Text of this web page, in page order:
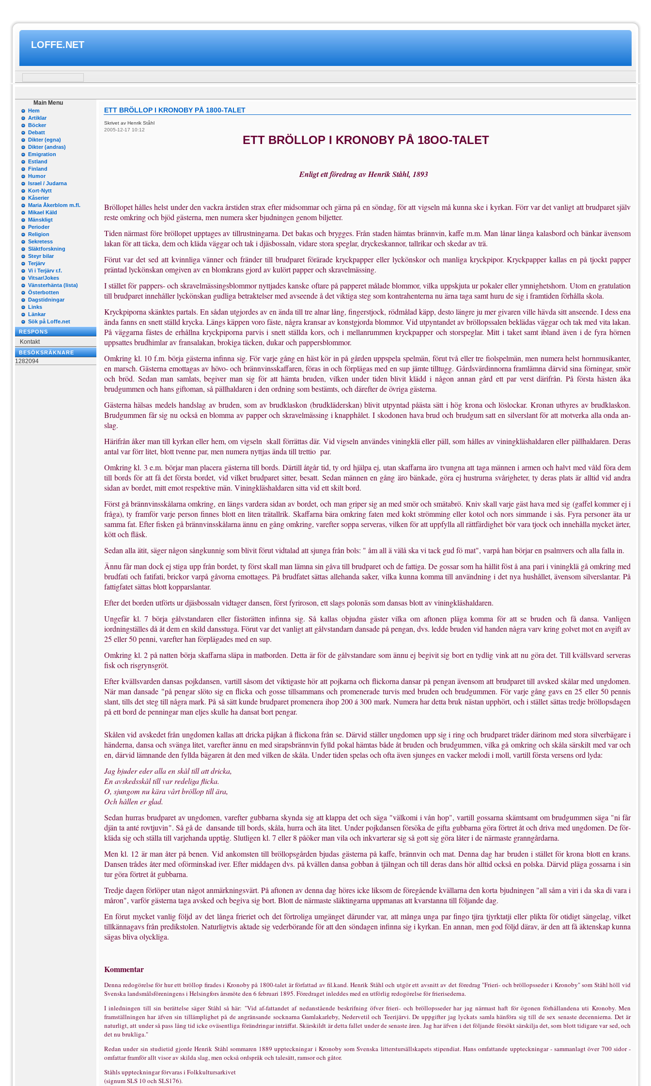
LOFFE.NET
Main Menu
Hem
Artiklar
Böcker
Debatt
Dikter (egna)
Dikter (andras)
Emigration
Estland
Finland
Humor
Israel / Judarna
Kort-Nytt
Kåserier
Maria Åkerblom m.fl.
Mikael Käld
Mänskligt
Perioder
Religion
Sekretess
Släktforskning
Steyr bilar
Terjärv
Vi i Terjärv r.f.
Vitsar/Jokes
Vänsterhänta (lista)
Österbotten
Dagstidningar
Links
Länkar
Sök på Loffe.net
RESPONS
Kontakt
BESÖKSRÄKNARE
1282094
ETT BRÖLLOP I KRONOBY PÅ 1800-TALET
Skrivet av Henrik Ståhl
2005-12-17 10:12
ETT BRÖLLOP I KRONOBY PÅ 18OO-TALET
Enligt ett föredrag av Henrik Ståhl, 1893
Bröllopet hålles helst under den vackra årstiden strax efter mid­sommar och gärna på en söndag, för att vigseln må kunna ske i kyrkan. Förr var det vanligt att brudparet själv
reste omkring och bjöd gästerna, men numera sker bjudningen genom biljetter.
Tiden närmast före bröllopet upptages av tillrustningarna. Det ba­kas och brygges. Från staden hämtas brännvin, kaffe m.m. Man lånar långa kalasbord och bänkar ävensom
lakan för att täcka, dem och kläda väggar och tak i djäsbossaln, vidare stora speglar, dryckeskannor, tallrikar och skedar av trä.
Förut var det sed att kvinnliga vänner och fränder till brudparet förärade kryckpapper eller lyckönskor och manliga kryckpipor. Kryckpapper kallas en på tjockt papper
präntad lyckönskan omgiven av en blomkrans gjord av kulört papper och skravelmässing.
I stället för pappers- och skravelmässingsblommor nyttjades kanske oftare på papperet målade blommor, vilka uppskjuta ur pokaler eller ymnighetshorn. Utom en gratulation
till brudparet innehåller lyckön­skan gudliga betraktelser med avseende å det viktiga steg som kon­trahenterna nu ärna taga samt huru de sig i framtiden förhålla skola.
Kryckpiporna skänktes partals. En sådan utgjordes av en ända till tre alnar lång, fingerstjock, rödmålad käpp, desto längre ju mer giva­ren ville hävda sitt anseende. I dess ena
ända fanns en snett ställd krycka. Längs käppen voro fäste, några kransar av konstgjorda blommor. Vid utpyntandet av bröllopssalen beklädas väggar och tak med vita lakan.
På väggarna fästes de erhållna kryckpiporna parvis i snett ställda kors, och i mellanrummen kryckpapper och storspeglar. Mitt i taket samt ibland även i de fyra hörnen
uppsattes brudhimlar av fransa­lakan, brokiga täcken, dukar och pappersblommor.
Omkring kl. 10 f.m. börja gästerna infinna sig. För varje gång en häst kör in på gården uppspela spelmän, förut två eller tre fiolspelmän, men numera helst hornmusikanter,
en marsch. Gästerna emottagas av hövo- och brännvinsskaffaren, föras in och förplägas med en sup jämte tilltugg. Gårdsvärdinnorna framlämna därvid sina förningar, smör
och bröd. Sedan man samlats, begiver man sig för att hämta bruden, vilken under tiden blivit klädd i någon annan gård ett par verst där­ifrån. På första hästen åka
brudgummen och hans giftoman, så pällhaldaren i den ordning som bestämts, och därefter de övriga gästerna.
Gästerna hälsas medels handslag av bruden, som av brudklaskon (brudkläderskan) blivit utpyntad påästa sätt i hög krona och lös­lockar. Kronan uthyres av brudklaskon.
Brudgummen får sig nu också en blomma av papper och skravelmässing i knapphålet. I skodonen hava brud och brudgum satt en silverslant för att motverka alla onda an­
slag.
Härifrån åker man till kyrkan eller hem, om vigseln skall för­rättas där. Vid vigseln användes viningklä eller päll, som hålles av viningkläshaldaren eller pällhaldaren. Deras
antal var förr litet, blott tvenne par, men numera nyttjas ända till trettio par.
Omkring kl. 3 e.m. börjar man placera gästerna till bords. Där­till åtgår tid, ty ord hjälpa ej, utan skaffarna äro tvungna att taga männen i armen och halvt med våld föra dem
till bords för att få det första bordet, vid vilket brudparet sitter, besatt. Sedan männen en gång äro bänkade, göra ej hustrurna svårigheter, ty deras plats är alltid vid andra
sidan av bordet, mitt emot respektive män. Vining­kläshaldaren sitta vid ett skilt bord.
Först gå brännvinsskålarna omkring, en längs vardera sidan av bordet, och man griper sig an med smör och smätabrö. Kniv skall varje gäst hava med sig (gaffel kommer ej i
fråga), ty framför varje person finnes blott en liten trätallrik. Skaffarna bära omkring faten med kokt strömming eller kotol och nors simmande i sås. Fyra personer äta ur
samma fat. Efter fisken gå brännvinsskålarna ännu en gång omkring, varefter soppa serveras, vilken för att uppfylla all rättfärdighet bör vara tjock och innehålla mycket ärter,
kött och fläsk.
Sedan alla ätit, säger någon sångkunnig som blivit förut vidta­lad att sjunga från bols: " åm all ä välå ska vi tack gud fö mat", varpå han börjar en psalmvers och alla falla in.
Ännu får man dock ej stiga upp från bordet, ty först skall man lämna sin gåva till brudparet och de fattiga. De gossar som ha hållit föst å ana pari i viningklä gå omkring med
brudfati och fatifati, brickor varpå gåvorna emottages. På brudfatet sättas allehanda saker, vilka kunna komma till användning i det nya hushållet, ävensom silver­slantar. På
fattigfatet sättas blott kopparslantar.
Efter det borden utförts ur djäsbossaln vidtager dansen, först fyriroson, ett slags polonäs som dansas blott av viningkläshaldaren.
Ungefär kl. 7 börja gålvstandaren eller fåstorätten infinna sig. Så kallas objudna gäster vilka om aftonen pläga komma för att se bruden och få dansa. Vanligen
iordningställes då åt dem en skild dansstuga. Förut var det vanligt att gålvstandarn dansade på pengan, dvs. ledde bruden vid handen några varv kring golvet mot en avgift av
25 eller 50 penni, varefter han förplägades med en sup.
Omkring kl. 2 på natten börja skaffarna släpa in matborden. Detta är för de gålvstandare som ännu ej begivit sig bort en tydlig vink att nu göra det. Till kvällsvard serveras
fisk och risgrynsgröt.
Efter kvällsvarden dansas pojkdansen, vartill såsom det viktig­aste hör att pojkarna och flickorna dansar på pengan ävensom att brud­paret till avsked skålar med ungdomen.
När man dansade "på pengar slöto sig en flicka och gosse tillsammans och promenerade turvis med bruden och brudgummen. För varje gång gavs en 25 eller 50 pennis
slant, tills det steg till några mark. På så sätt kunde brudparet promenera ihop 200 á 300 mark. Numera har detta bruk nästan upphört, och i stäl­let sättas tredje bröllopsdagen
på ett bord de penningar man eljes skulle ha dansat bort pengar.
Skålen vid avskedet från ungdomen kallas att dricka påjkan å flickona från se. Därvid ställer ungdomen upp sig i ring och brudparet träder därinom med stora silverbägare i
händerna, dansa och svänga litet, varefter ännu en med sirapsbrännvin fylld pokal hämtas både åt bruden och brudgummen, vilka gå omkring och skåla särskilt med var och
en, därvid lämnande den fyllda bägaren åt den med vilken de skåla. Under tiden spelas och ofta även sjunges en vacker melodi i moll, var­till första versens ord lyda:
Jag bjuder eder alla en skål till att dricka,
En avskedsskål till var redeliga flicka.
O, sjungom nu kära vårt bröllop till ära,
Och hållen er glad.
Sedan hurras brudparet av ungdomen, varefter gubbarna skynda sig att klappa det och säga "välkomi i vån hop", vartill gossarna skämt­samt om brudgummen säga "ni får
djän ta anté rovtjuvin". Så gå de dansande till bords, skåla, hurra och äta litet. Under pojkdansen för­söka de gifta gubbarna göra förtret åt och driva med ungdomen. De för­
kläda sig och ställa till varjehanda upptåg. Slutligen kl. 7 eller 8 påöker man vila och inkvarterar sig så gott sig göra låter i de närmaste granngårdarna.
Men kl. 12 är man åter på benen. Vid ankomsten till bröllopsgården bjudas gästerna på kaffe, brännvin och mat. Denna dag har bruden i stället för krona blott en krans.
Dansen trådes åter med oförminskad iver. Efter middagen dvs. på kvällen dansa gobban å tjälngan och till deras dans hör alltid också en polska. Därvid pläga gossarna i sin
tur göra förtret åt gubbarna.
Tredje dagen förlöper utan något anmärkningsvärt. På aftonen av denna dag höres icke liksom de föregående kvällarna den korta bjudningen "all såm a viri i da ska di vara i
måron", varför gäst­erna taga avsked och begiva sig bort. Blott de närmaste släktingarna uppmanas att kvarstanna till följande dag.
En förut mycket vanlig följd av det långa frieriet och det för­troliga umgänget därunder var, att många unga par fingo tjira tjyrktatji eller plikta för otidigt sängelag, vilket
tillkännagavs från predikstolen. Naturligtvis aktade sig vederbörande för att den sön­dagen infinna sig i kyrkan. En annan, men god följd därav, är den att få äktenskap kunna
sägas bliva olyckliga.
Kommentar
Denna redogörelse för hur ett bröllop firades i Kronoby på 1800-talet är författad av fil.kand. Henrik Ståhl och utgör ett avsnitt av det föredrag "Frieri- och bröllopsseder i Kronoby" som Ståhl höll vid
Svenska landsmålsföreningens i Helsingfors årsmöte den 6 februari 1895. Föredraget inleddes med en utförlig redogörelse för frieri­sederna.
I inledningen till sin berättelse säger Ståhl så här: "Vid af-fattandet af nedanstående beskrifning öfver frieri- och bröllops­seder har jag närmast haft för ögonen förhållandena uti Kronoby. Men
framställningen har äfven sin tillämplighet på de angränsande sock­narna Gamlakarleby, Nedervetil och Teerijärvi. De uppgifter jag lyc­kats samla hänföra sig till de sex senaste decennierna. Det är
naturligt, att under så pass lång tid icke oväsentliga förändringar inträffat. Skärskildt är detta fallet under de senaste åren. Jag har äfven i det följande försökt särskilja det, som blott tidigare var sed, och
det nu brukliga."
Redan under sin studietid gjorde Henrik Ståhl sommaren 1889 upp­teckningar i Kronoby som Svenska litterstursällskapets stipendiat. Hans omfattande uppteckningar - sammanlagt över 700 sidor -
omfattar framför allt visor av skilda slag, men också ordspråk och talesätt, ramsor och gåtor.
Ståhls uppteckningar förvaras i Folkkultursarkivet
(signum SLS 10 och SLS176).